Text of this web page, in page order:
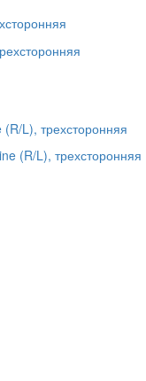
L), трехсторонняя